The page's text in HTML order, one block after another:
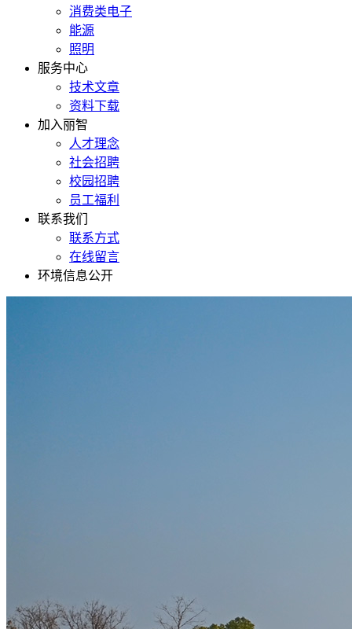
消费类电子
能源
照明
服务中心
技术文章
资料下载
加入丽智
人才理念
社会招聘
校园招聘
员工福利
联系我们
联系方式
在线留言
环境信息公开